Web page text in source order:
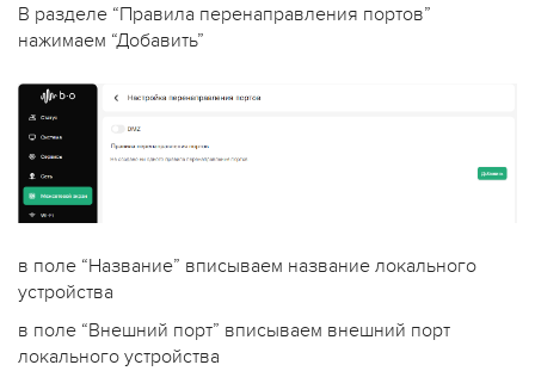
В разделе “Правила перенаправления портов”
нажимаем “Добавить”
в поле “Название” вписываем название локального
устройства
в поле “Внешний порт” вписываем внешний порт
локального устройства